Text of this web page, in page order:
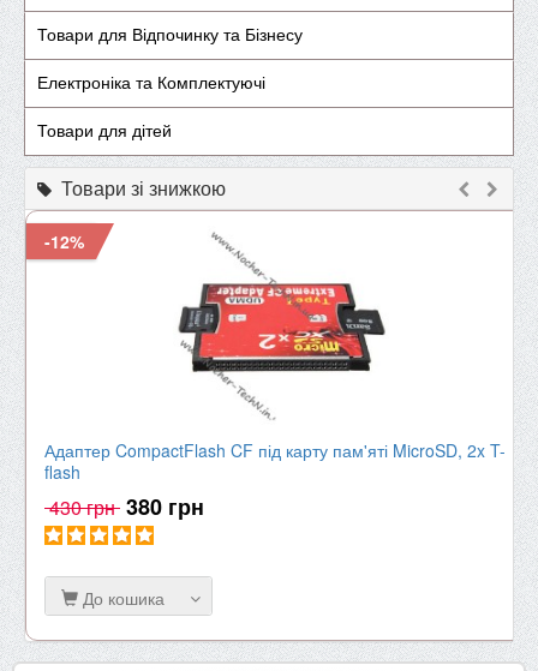
Товари для Відпочинку та Бізнесу
Електроніка та Комплектуючі
Товари для дітей
Товари зі знижкою
-12%
Адаптер CompactFlash CF під карту пам'яті MicroSD, 2x T-
flash
430 грн 380 грн
До кошика